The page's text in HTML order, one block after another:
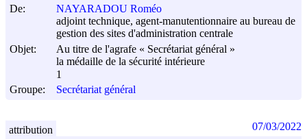
De:
NAYARADOU Roméo
adjoint technique, agent-manutentionnaire au bureau de
gestion des sites d'administration centrale
Objet:
Au titre de l'agrafe « Secrétariat général »
la médaille de la sécurité intérieure
1
Groupe:
Secrétariat général
attribution 07/03/2022